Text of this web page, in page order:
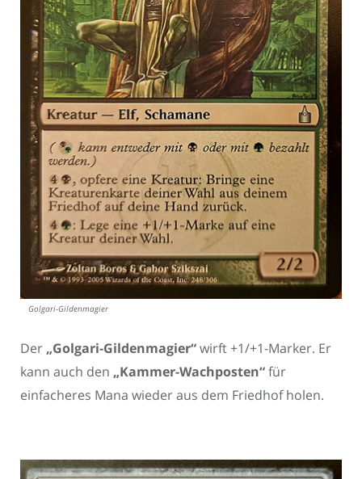
Golgari-Gildenmagier
Der „Golgari-Gildenmagier“wirft +1/+1-Marker. Er
kann auch den „Kammer-Wachposten“für
einfacheres Mana wieder aus dem Friedhof holen.